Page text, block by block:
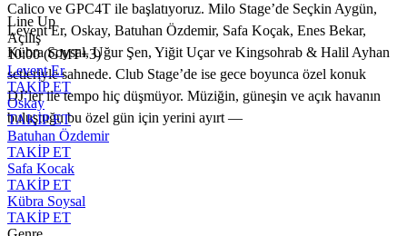
Calico ve GPC4T ile başlatıyoruz. Milo Stage’de Seçkin Aygün,
Levent Er, Oskay, Batuhan Özdemir, Safa Koçak, Enes Bekar,
Kübra Soysal, Uğur Şen, Yiğit Uçar ve Kingsohrab & Halil Ayhan
setleriyle sahnede. Club Stage’de ise gece boyunca özel konuk
DJ’ler ile tempo hiç düşmüyor. Müziğin, güneşin ve açık havanın
buluştuğu bu özel gün için yerini ayırt —
Line Up
Açılış
10:00 (GMT+3)
Levent Er
TAKİP ET
Oskay
TAKİP ET
Batuhan Özdemir
TAKİP ET
Safa Kocak
TAKİP ET
Kübra Soysal
TAKİP ET